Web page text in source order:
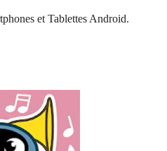
et Tablettes Android.